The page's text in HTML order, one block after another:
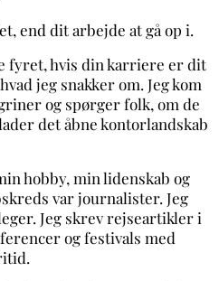
end dit arbejde at gå op i.
fyret, hvis din karriere er dit
jeg snakker om. Jeg kom
og spørger folk, om de
det åbne kontorlandskab
hobby, min lidenskab og
var journalister. Jeg
Jeg skrev rejseartikler i
og festivals med